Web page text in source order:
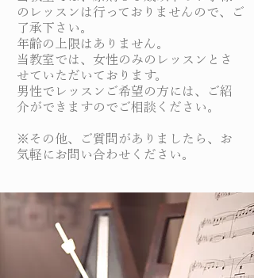
のレッスンは行っておりませんので、ご
了承下さい。
年齢の上限はありません。
当教室では、女性のみのレッスンとさ
せていただいております。
男性でレッスンご希望の方には、ご紹
介ができますのでご相談ください。
※その他、ご質問がありましたら、お
気軽にお問い合わせください。